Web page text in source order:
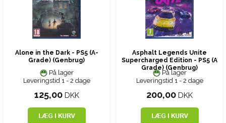
Alone in the Dark - PS5 (A-
Grade) (Genbrug)
På lager
Leveringstid 1 - 2 dage
125,00 DKK
Asphalt Legends Unite
Supercharged Edition - PS5 (A
Grade) (Genbrug)
På lager
Leveringstid 1 - 2 dage
200,00 DKK